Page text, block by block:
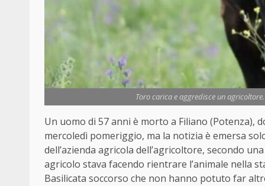
Toro carica e aggredisce un
Un uomo di 57 anni è morto a Filiano
mercoledì pomeriggio, ma la notizia è emersa
dell’azienda agricola dell’agricoltore, secondo
agricolo stava facendo rientrare l’animale nella
Basilicata soccorso che non hanno potuto far